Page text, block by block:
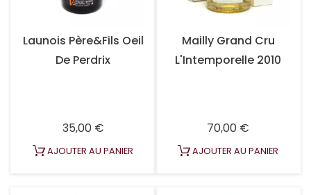
Launois Père&Fils Oeil
De Perdrix
35,00 €Prix
AJOUTER AU PANIER
Mailly Grand Cru
L'Intemporelle 2010
70,00 €
AJOUTER AU PANIER